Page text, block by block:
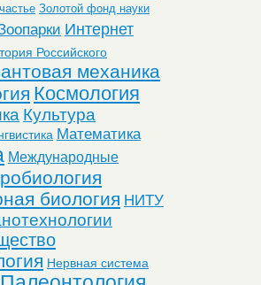
Золотой фонд науки
Интернет
Российского
механика
Космология
Культура
Математика
Международные
биология НИТУ
Нервная система